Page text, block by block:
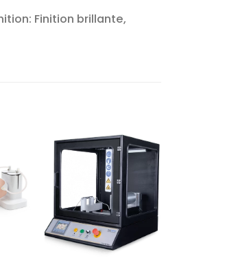
Finition brillante,
liste
Ajouter
à la liste
d’envies